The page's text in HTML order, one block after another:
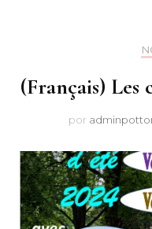
(Français) Les
por